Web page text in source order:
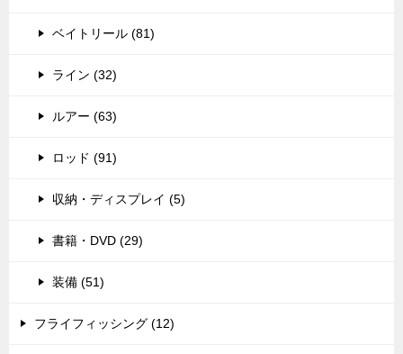
ベイトリール (81)
ライン (32)
ルアー (63)
ロッド (91)
収納・ディスプレイ (5)
書籍・DVD (29)
装備 (51)
フライフィッシング (12)